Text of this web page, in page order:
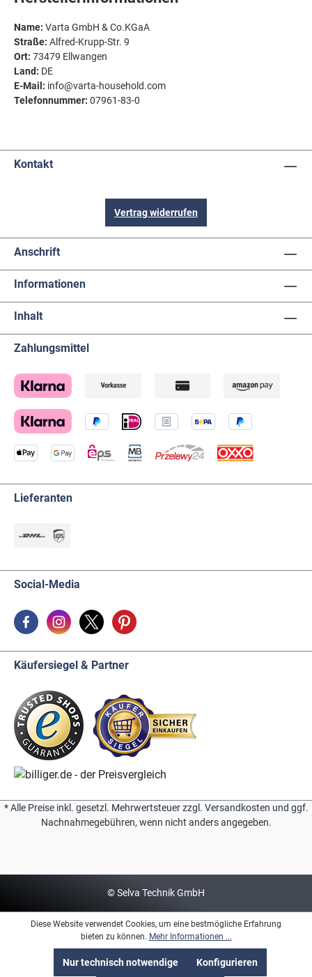
Name: Varta GmbH & Co.KGaA
Straße: Alfred-Krupp-Str. 9
Ort: 73479 Ellwangen
Land: DE
E-Mail: info@varta-household.com
Telefonnummer: 07961-83-0
Kontakt
Vertrag widerrufen
Anschrift
Informationen
Inhalt
Zahlungsmittel
Lieferanten
Social-Media
Käufersiegel & Partner
* Alle Preise inkl. gesetzl. Mehrwertsteuer zzgl. Versandkosten und ggf.
Nachnahmegebühren, wenn nicht anders angegeben.
© Selva Technik GmbH
Diese Website verwendet Cookies, um eine bestmögliche Erfahrung
bieten zu können. Mehr Informationen ...
Nur technisch notwendige Konfigurieren